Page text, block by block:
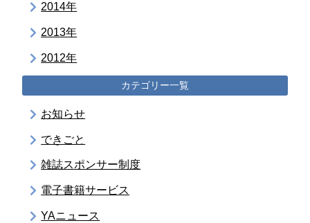
2014年
2013年
2012年
カテゴリー一覧
お知らせ
できごと
雑誌スポンサー制度
電子書籍サービス
YAニュース